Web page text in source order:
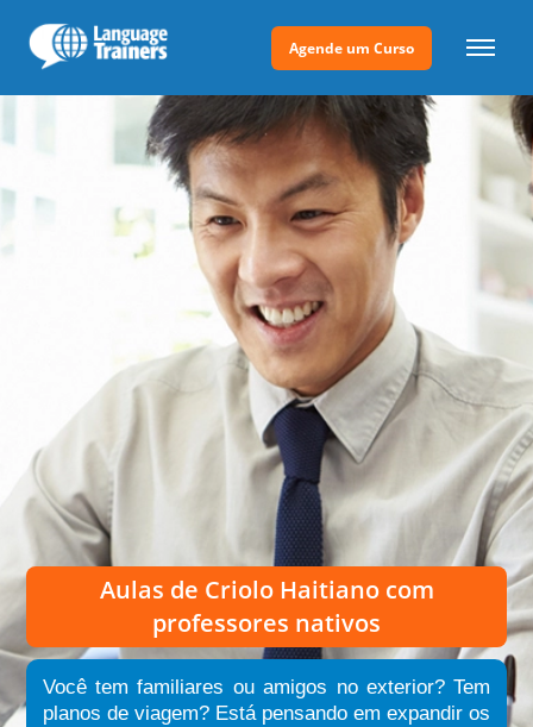
Agende um Curso
Aulas de Criolo Haitianocom
professores nativos
Você tem familiares ou amigos no exterior? Tem
planos de viagem? Está pensando em expandir os